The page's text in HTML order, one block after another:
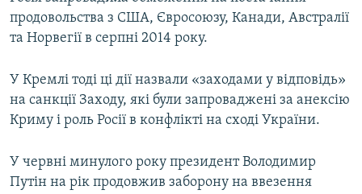
продовольства з США, Євросоюзу, Канади, Австралії
та Норвегії в серпні 2014 року.
У Кремлі тоді ці дії назвали «заходами у відповідь»
на санкції Заходу, які були запроваджені за анексію
Криму і роль Росії в конфлікті на сході України.
У червні минулого року президент Володимир
Путін на рік продовжив заборону на ввезення